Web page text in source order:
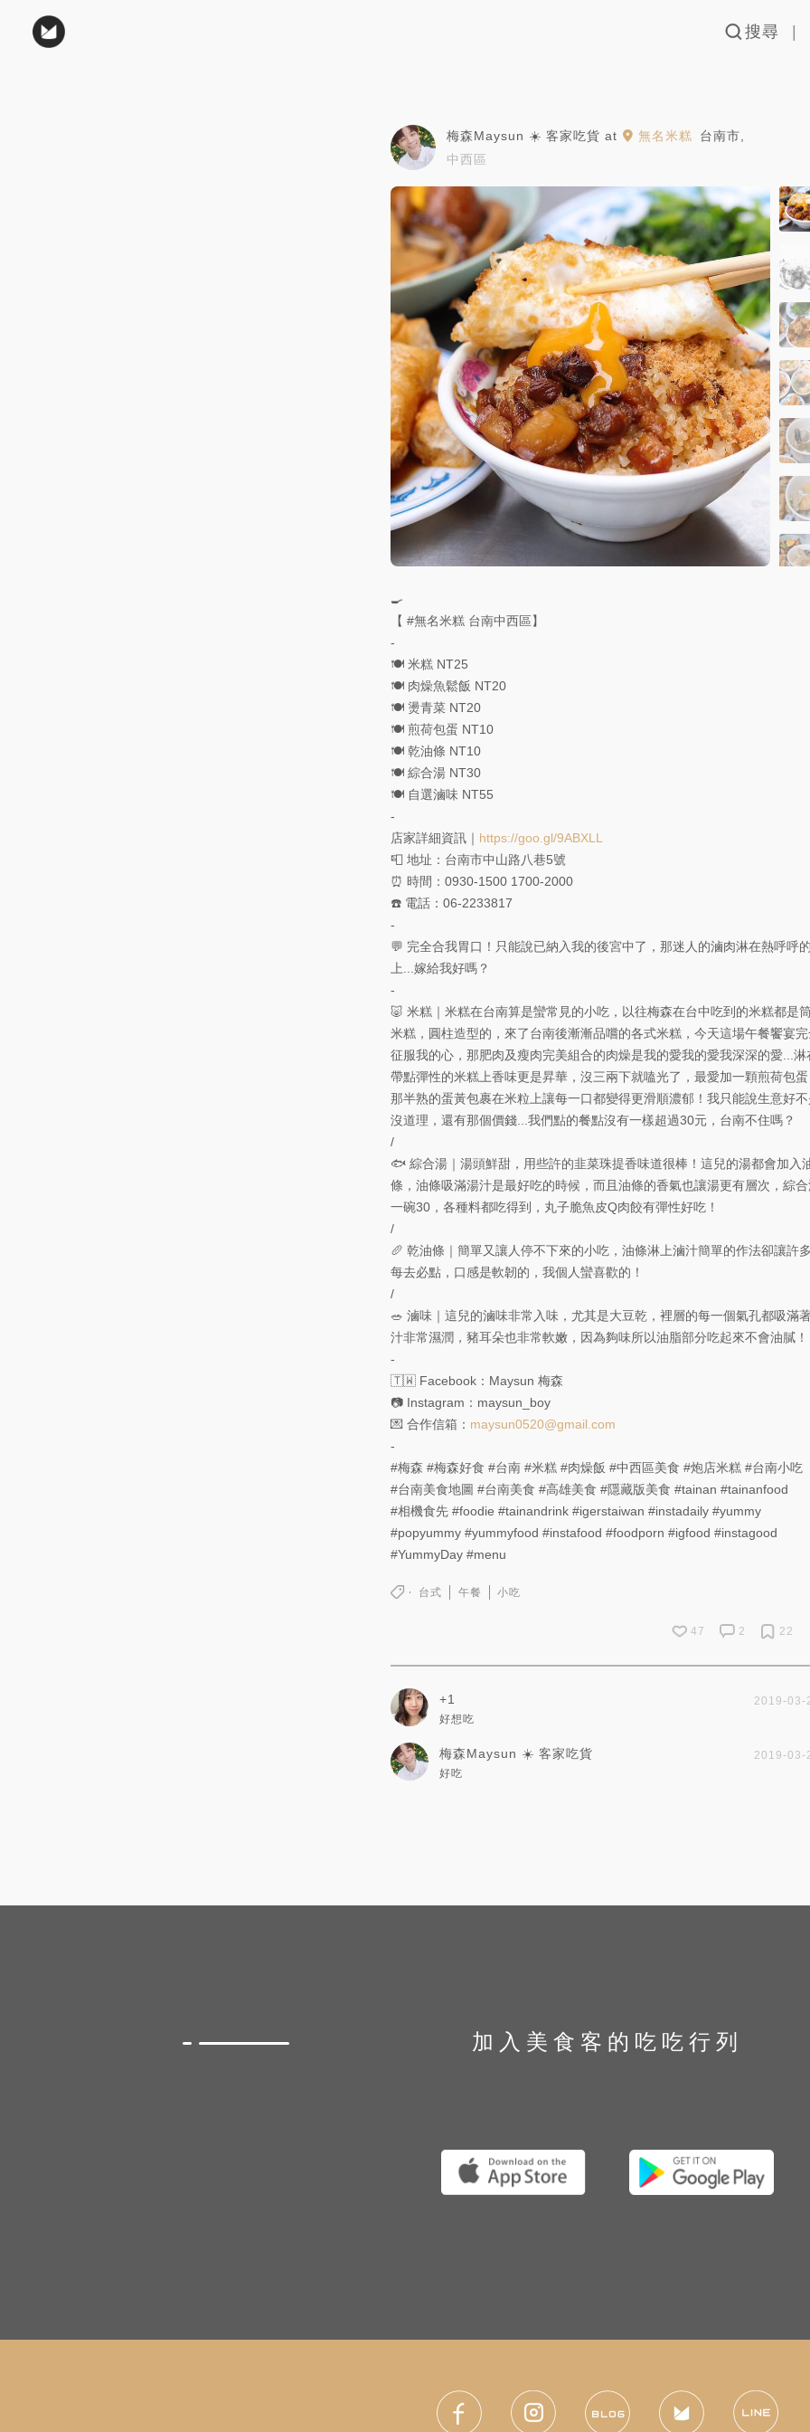
搜尋
梅森Maysun ☀️ 客家吃貨 at 無名米糕 台南市
中西區
🍳
【 #無名米糕 台南中西區】
-
🍽 米糕 NT25
🍽 肉燥魚鬆飯 NT20
🍽 燙青菜 NT20
🍽 煎荷包蛋 NT10
🍽 乾油條 NT10
🍽 綜合湯 NT30
🍽 自選滷味 NT55
-
店家詳細資訊｜ https://goo.gl/9ABXLL
📮 地址：台南市中山路八巷5號
⏰ 時間：0930-1500 1700-2000
☎️ 電話：06-2233817
-
💬 完全合我胃口！只能說已納入我的後宮中了，那迷人的滷肉淋在熱呼呼
上...嫁給我好嗎？
-
🐷 米糕｜米糕在台南算是蠻常見的小吃，以往梅森在台中吃到的米糕都是
米糕，圓柱造型的，來了台南後漸漸品嚐的各式米糕，今天這場午餐饗宴完
征服我的心，那肥肉及瘦肉完美組合的肉燥是我的愛我的愛我深深的愛...淋
帶點彈性的米糕上香味更是昇華，沒三兩下就嗑光了，最愛加一顆煎荷包蛋
那半熟的蛋黃包裹在米粒上讓每一口都變得更滑順濃郁！我只能說生意好不
沒道理，還有那個價錢...我們點的餐點沒有一樣超過30元，台南不住嗎？
/
🐟 綜合湯｜湯頭鮮甜，用些許的韭菜珠提香味道很棒！這兒的湯都會加入
條，油條吸滿湯汁是最好吃的時候，而且油條的香氣也讓湯更有層次，綜
一碗30，各種料都吃得到，丸子脆魚皮Q肉餃有彈性好吃！
/
🥖 乾油條｜簡單又讓人停不下來的小吃，油條淋上滷汁簡單的作法卻讓許
每去必點，口感是軟韌的，我個人蠻喜歡的！
/
🥗 滷味｜這兒的滷味非常入味，尤其是大豆乾，裡層的每一個氣孔都吸滿
汁非常濕潤，豬耳朵也非常軟嫩，因為夠味所以油脂部分吃起來不會油膩！
-
🇹🇼 Facebook：Maysun 梅森
📷 Instagram：maysun_boy
💌 合作信箱： maysun0520@gmail.com
-
#梅森 #梅森好食 #台南 #米糕 #肉燥飯 #中西區美食 #炮店米糕 #台南小吃
#台南美食地圖 #台南美食 #高雄美食 #隱藏版美食 #tainan #tainanfood
#相機食先 #foodie #tainandrink #igerstaiwan #instadaily #yummy
#popyummy #yummyfood #instafood #foodporn #igfood #instagood
#YummyDay #menu
台式 午餐 小吃
47 2 22
+1
2019-03-
好想吃
梅森Maysun ☀️ 客家吃貨
2019-03-
好吃
加入美食客的吃吃行列